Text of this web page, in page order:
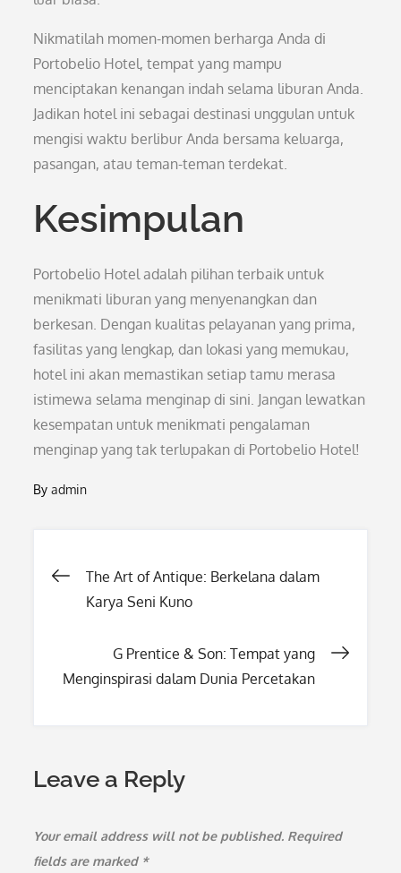
Nikmatilah momen-momen berharga Anda di
Portobelio Hotel, tempat yang mampu
menciptakan kenangan indah selama liburan Anda.
Jadikan hotel ini sebagai destinasi unggulan untuk
mengisi waktu berlibur Anda bersama keluarga,
pasangan, atau teman-teman terdekat.
Kesimpulan
Portobelio Hotel adalah pilihan terbaik untuk
menikmati liburan yang menyenangkan dan
berkesan. Dengan kualitas pelayanan yang prima,
fasilitas yang lengkap, dan lokasi yang memukau,
hotel ini akan memastikan setiap tamu merasa
istimewa selama menginap di sini. Jangan lewatkan
kesempatan untuk menikmati pengalaman
menginap yang tak terlupakan di Portobelio Hotel!
Byadmin
Post
The Art of Antique: Berkelana dalam
Karya Seni Kuno
G Prentice & Son: Tempat yang
Menginspirasi dalam Dunia Percetakan
Leave a Reply
Your email address will not be published. Required
fields are marked *